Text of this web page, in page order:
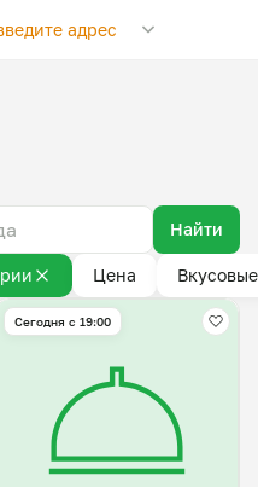
адрес
Найти
Цена
Сегодня с 19:00